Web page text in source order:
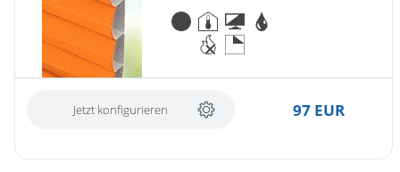
Jetzt konfigurieren 97 EUR